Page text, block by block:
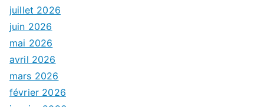
juillet 2026
juin 2026
mai 2026
avril 2026
mars 2026
février 2026